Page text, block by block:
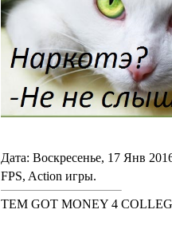
Дата: Воскресенье, 17 Янв
FPS, Action игры.
TEM GOT MONEY 4